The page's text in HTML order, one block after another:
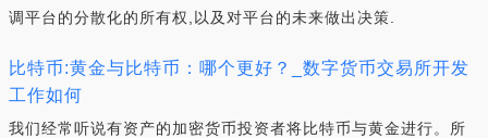
调平台的分散化的所有权,以及对平台的未来做出决策.
比特币:黄金与比特币：哪个更好？_数字货币交易所开发
工作如何
我们经常听说有资产的加密货币投资者将比特币与黄金进行。所